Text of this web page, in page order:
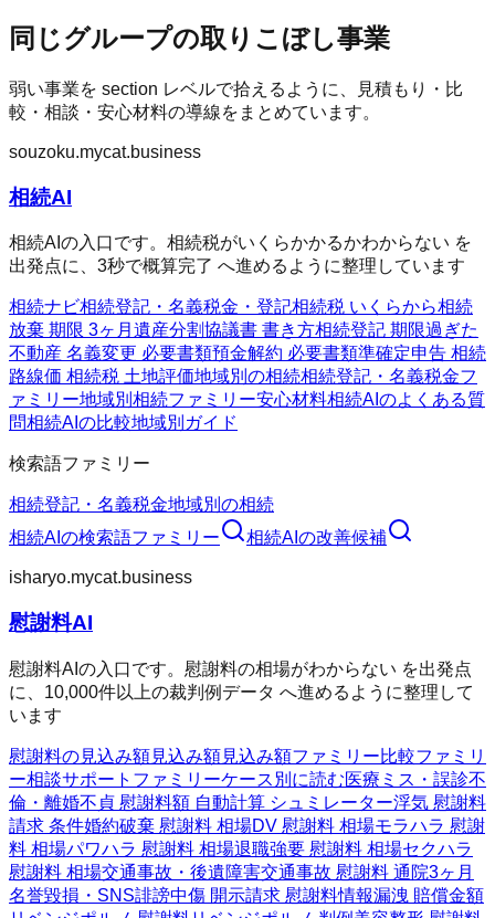
同じグループの取りこぼし事業
弱い事業を section レベルで拾えるように、見積もり・比
較・相談・安心材料の導線をまとめています。
souzoku.mycat.business
相続AI
相続AIの入口です。相続税がいくらかかるかわからない を
出発点に、3秒で概算完了 へ進めるように整理しています
相続ナビ相続登記・名義税金・登記相続税 いくらから相続
放棄 期限 3ヶ月 遺産分割協議書 書き方相続登記 期限過ぎた
不動産 名義変更 必要書類預金解約 必要書類準確定申告 相続
路線価 相続税 土地評価地域別の相続相続登記・名義税金フ
ァミリー地域別相続ファミリー安心材料相続AIのよくある質
問相続AIの比較地域別ガイド
検索語ファミリー
相続登記・名義税金地域別の相続
相続AI の検索語ファミリー 相続AI の改善候補
isharyo.mycat.business
慰謝料AI
慰謝料AIの入口です。慰謝料の相場がわからない を出発点
に、10,000件以上の裁判例データ へ進めるように整理して
います
慰謝料の見込み額見込み額見込み額ファミリー比較ファミリ
ー相談サポートファミリーケース別に読む医療ミス・誤診不
倫・離婚不貞 慰謝料額 自動計算 シュミレーター浮気 慰謝料
請求 条件婚約破棄 慰謝料 相場DV 慰謝料 相場モラハラ 慰謝
料 相場パワハラ 慰謝料 相場退職強要 慰謝料 相場セクハラ
慰謝料 相場交通事故・後遺障害交通事故 慰謝料 通院3ヶ月
名誉毀損・SNS誹謗中傷 開示請求 慰謝料情報漏洩 賠償金額